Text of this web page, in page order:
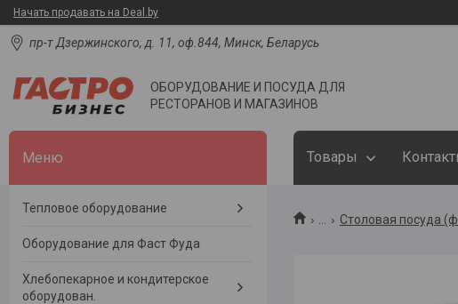
Начать продавать на Deal.by
пр-т Дзержинского, д. 11, оф.844, Минск, Беларусь
ОБОРУДОВАНИЕ И ПОСУДА ДЛЯ
РЕСТОРАНОВ И МАГАЗИНОВ
Товары
... Столовая посуда
Тепловое оборудование
Оборудование для Фаст Фуда
Хлебопекарное и кондитерское
оборудован.